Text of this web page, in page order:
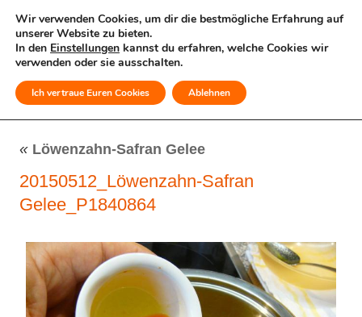
MENÜ
« Löwenzahn-Safran Gelee
20150512_Löwenzahn-Safran
Gelee_P1840864
Wir verwenden Cookies, um dir die bestmögliche Erfahrung auf
unserer Website zu bieten.
In den Einstellungen kannst du erfahren, welche Cookies wir
verwenden oder sie ausschalten.
Ich vertraue Euren Cookies Ablehnen